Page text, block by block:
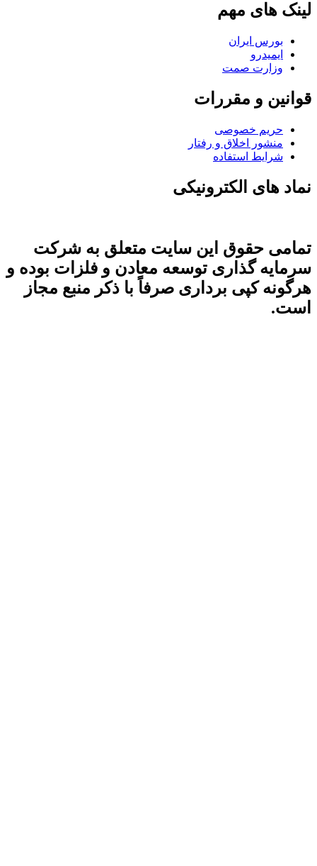
لینک های مهم
بورس ایران
ایمیدرو
وزارت صمت
قوانین و مقررات
حریم خصوصی
منشور اخلاق و رفتار
شرایط استفاده
نماد های الکترونیکی
تمامی حقوق این سایت متعلق به شرکت
سرمایه گذاری توسعه معادن و فلزات بوده و
هرگونه کپی برداری صرفاً با ذکر منبع مجاز
است.